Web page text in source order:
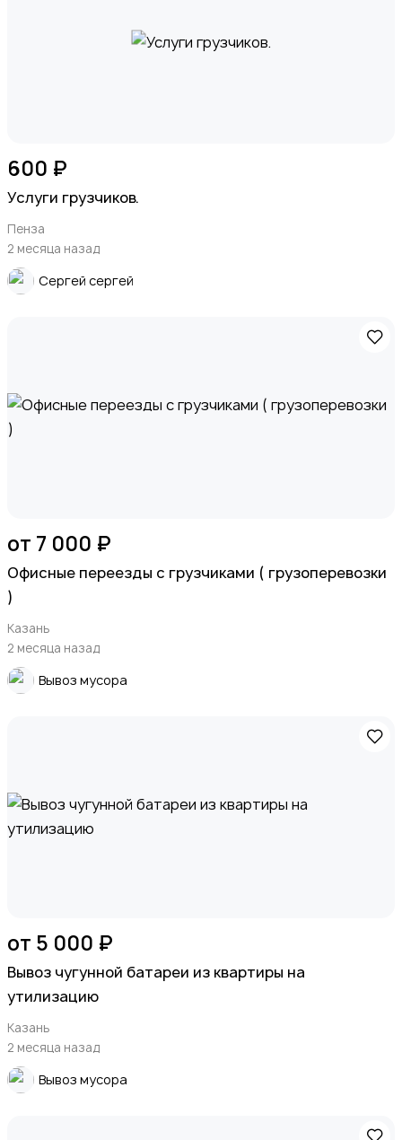
600 ₽
Услуги грузчиков.
Пенза
2 месяца назад
Сергей сергей
от 7 000 ₽
Офисные переезды с грузчиками ( грузоперевозки
)
Казань
2 месяца назад
Вывоз мусора
от 5 000 ₽
Вывоз чугунной батареи из квартиры на
утилизацию
Казань
2 месяца назад
Вывоз мусора